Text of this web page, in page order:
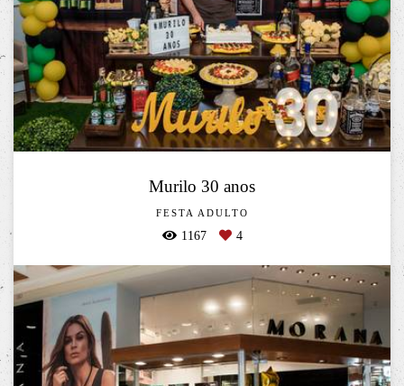
Murilo 30 anos
FESTA ADULTO
1167 4